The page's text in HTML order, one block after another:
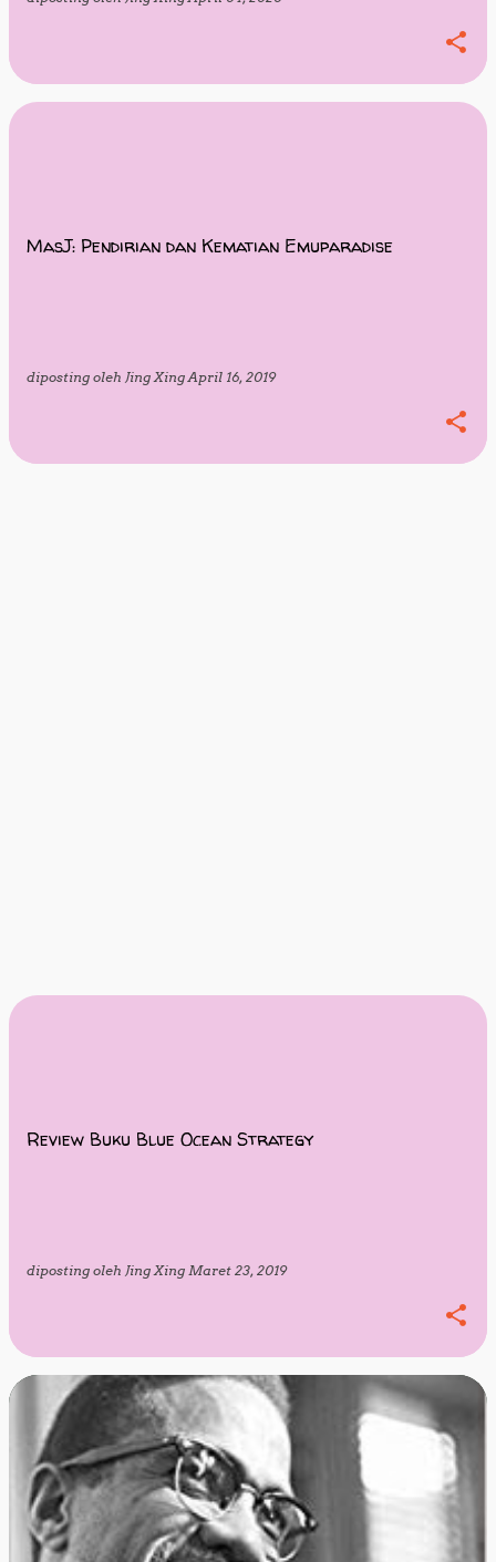
MasJ: Pendirian dan Kematian Emuparadise
diposting oleh Jing Xing April 16, 2019
Review Buku Blue Ocean Strategy
diposting oleh Jing Xing Maret 23, 2019